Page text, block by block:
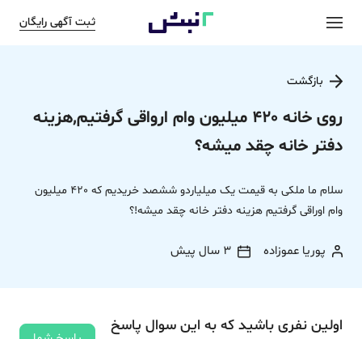
ثبت آگهی رایگان
بازگشت
روی خانه 420 میلیون وام ارواقی گرفتیم,هزینه
دفتر خانه چقد میشه؟
سلام ما ملکی به قیمت یک میلیاردو ششصد خریدیم که 420 میلیون
وام اوراقی گرفتیم هزینه دفتر خانه چقد میشه!؟
پوریا عموزاده 3 سال پیش
اولین نفری باشید که به این سوال پاسخ